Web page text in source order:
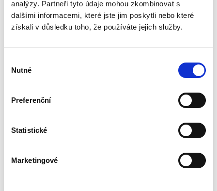
analýzy. Partneři tyto údaje mohou zkombinovat s
dalšími informacemi, které jste jim poskytli nebo které
získali v důsledku toho, že používáte jejich služby.
souhlasu
Nutné
Preferenční
Statistické
Marketingové
občanského
zákoníku
Renáta Šínová,
občanského zákoníku konané v lednu 2024 na
Právnické fakultě UP v Olomouci. Jejími